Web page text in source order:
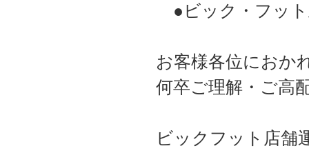
●ビック・フッ
お客様各位におか
何卒ご理解・ご高
ビックフット店舗